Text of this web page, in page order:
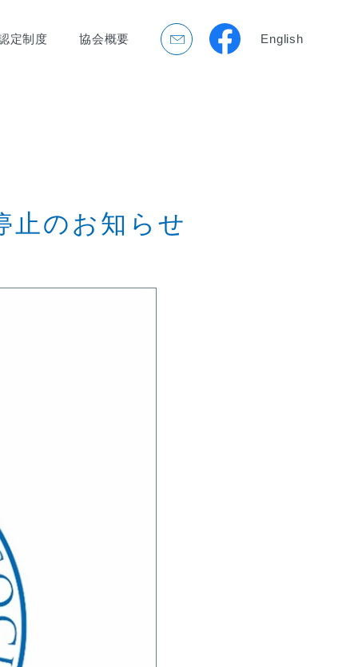
定制度 協会概要 English
止のお知らせ